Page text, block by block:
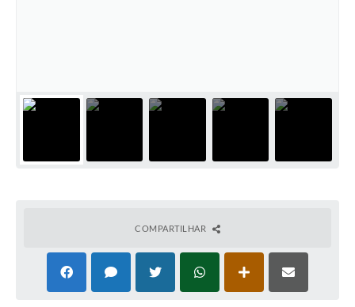
COMPARTILHAR